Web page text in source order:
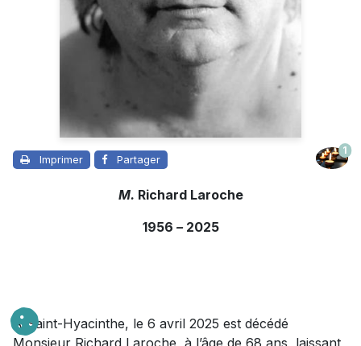
Imprimer Partager
1
M. Richard Laroche
1956 – 2025
À Saint-Hyacinthe, le 6 avril 2025 est décédé
Monsieur Richard Laroche, à l’âge de 68 ans, laissant